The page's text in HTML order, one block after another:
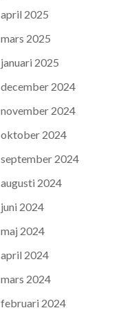
april 2025
mars 2025
januari 2025
december 2024
november 2024
oktober 2024
september 2024
augusti 2024
juni 2024
maj 2024
april 2024
mars 2024
februari 2024